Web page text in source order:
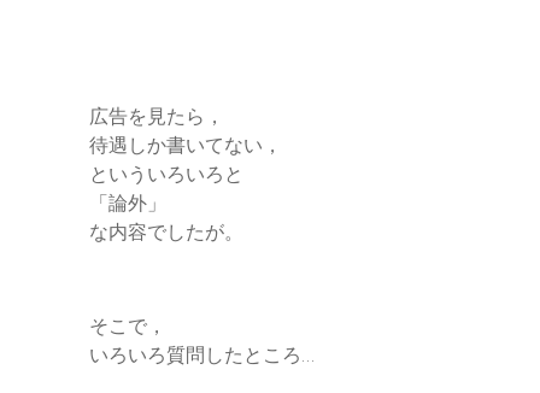
広告を見たら，
待遇しか書いてない，
といういろいろと
「論外」
な内容でしたが。
そこで，
いろいろ質問したところ…